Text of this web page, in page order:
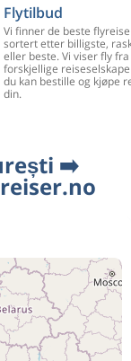
Flytilbud
Vi finner de beste
sortert etter billigste,
eller beste. Vi viser fly
forskjellige
du kan bestille og kjøpe
din.
➡️